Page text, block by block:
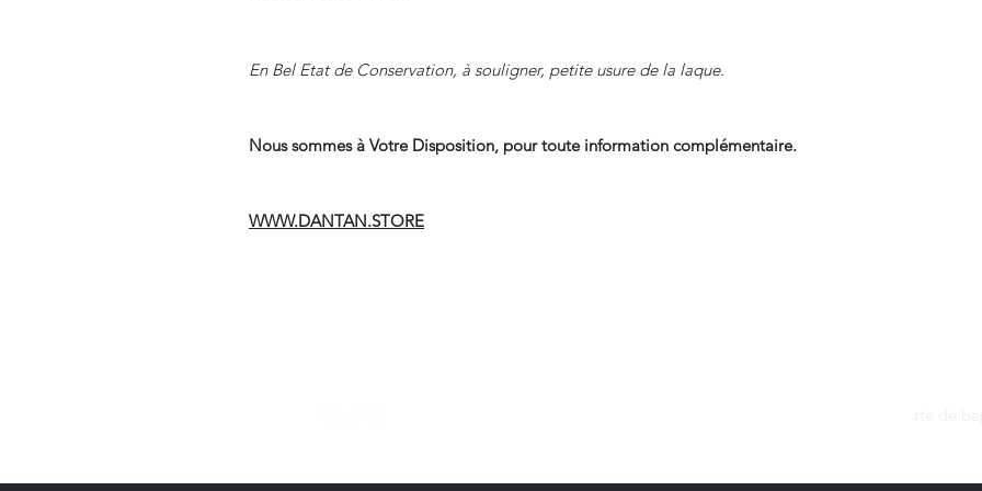
En Bel Etat de Conservation, à souligner, petite usure de la laque.
Nous sommes à Votre Disposition, pour toute information complémentaire.
WWW.DANTAN.STORE